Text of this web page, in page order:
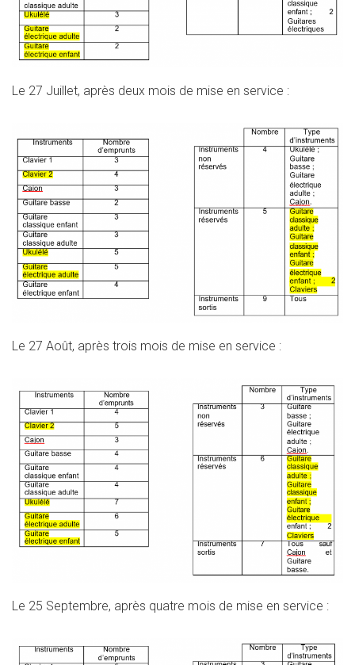
Le 27 Juillet, après deux mois de mise en service :
Le 27 Août, après trois mois de mise en service :
Le 25 Septembre, après quatre mois de mise en service :